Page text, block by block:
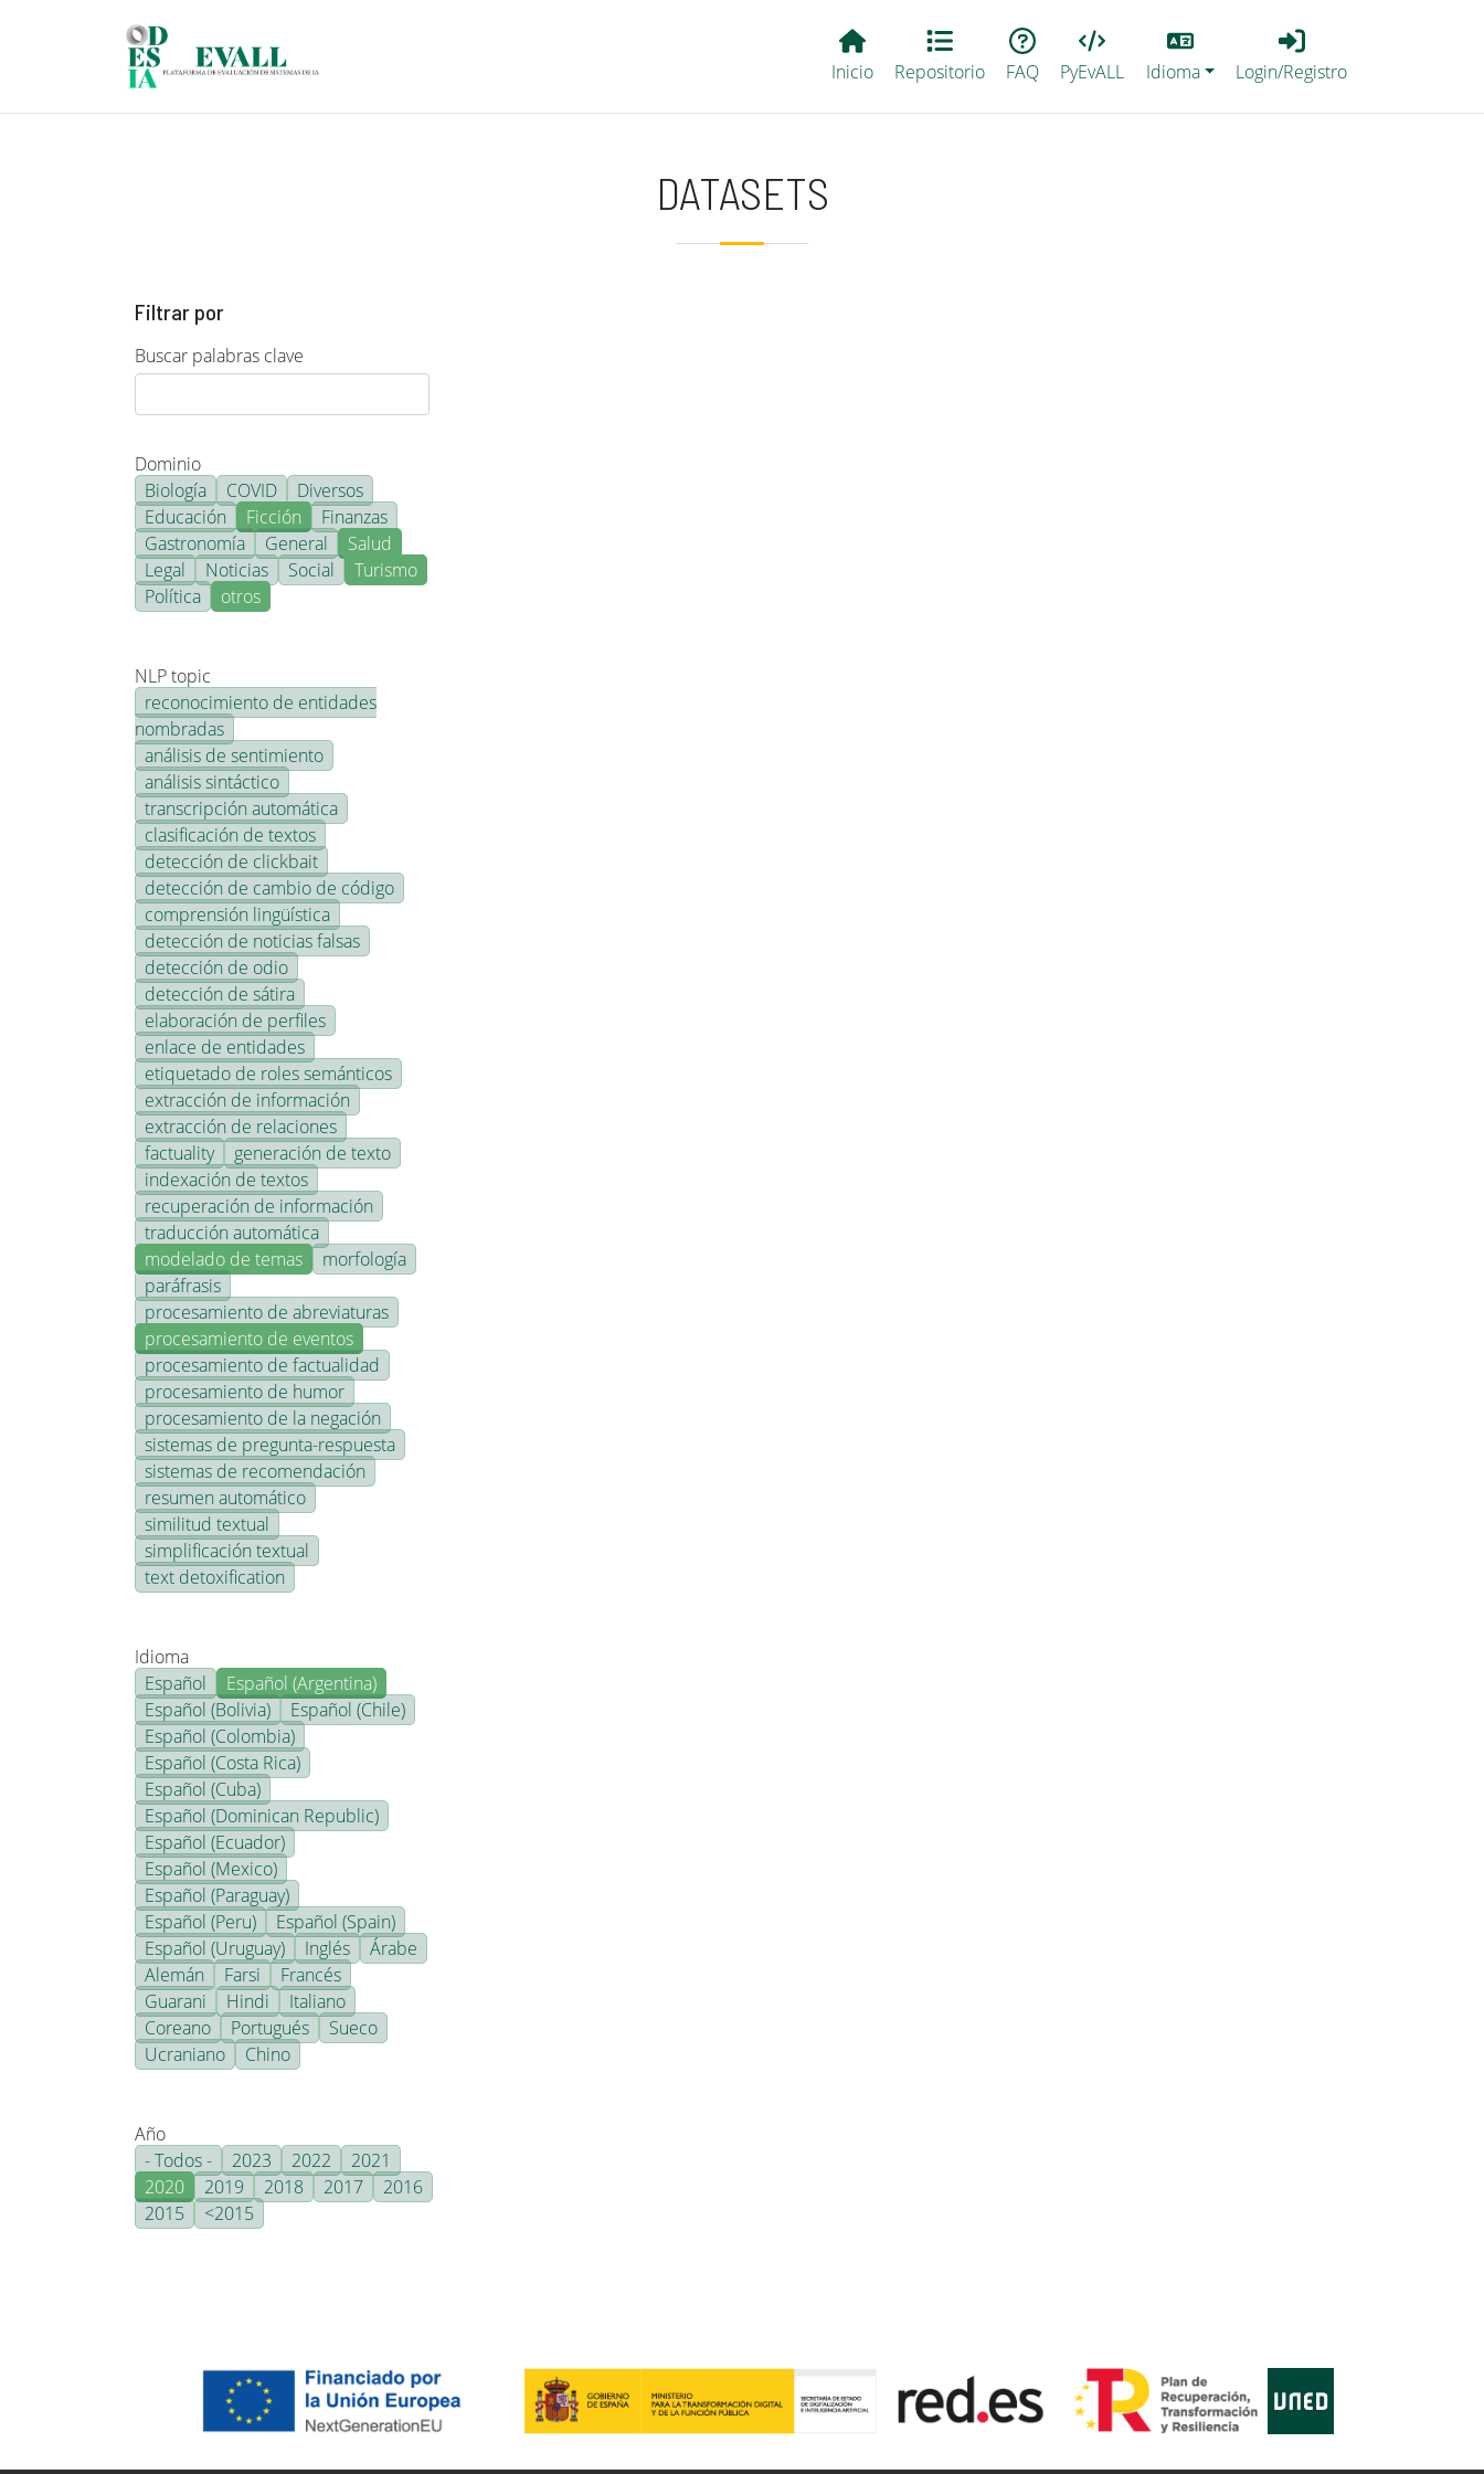
Main EvALL
Inicio Repositorio FAQ PyEvALL
Lang
Idioma
Login_Registro
Login/Registro
DATASETS
Filtrar por
Buscar palabras clave
Dominio
Biología
COVID
Diversos
Educación
Ficción
Finanzas
Gastronomía
General
Salud
Legal
Noticias Social
Turismo
Política
otros
NLP topic
reconocimiento de entidades
nombradas
análisis de sentimiento
análisis sintáctico
transcripción automática
clasificación de textos
detección de clickbait
detección de cambio de código
comprensión lingüística
detección de noticias falsas
detección de odio
detección de sátira
elaboración de perfiles
enlace de entidades
etiquetado de roles semánticos
extracción de información
extracción de relaciones
factuality
generación de texto
indexación de textos
recuperación de información
traducción automática
modelado de temas
morfología
paráfrasis
procesamiento de abreviaturas
procesamiento de eventos
procesamiento de factualidad
procesamiento de humor
procesamiento de la negación
sistemas de pregunta-respuesta
sistemas de recomendación
resumen automático
similitud textual
simplificación textual
text detoxification
Idioma
Español
Español (Argentina)
Español (Bolivia)
Español (Chile)
Español (Colombia)
Español (Costa Rica)
Español (Cuba)
Español (Dominican Republic)
Español (Ecuador)
Español (Mexico)
Español (Paraguay)
Español (Peru)
Español (Spain)
Español (Uruguay)
Inglés
Árabe
Alemán
Farsi
Francés
Guarani
Hindi
Italiano
Coreano
Portugués
Sueco
Ucraniano
Chino
Año
- Todos -
2023 2022
2021
2020
2019 2018 2017
2016
2015
<2015